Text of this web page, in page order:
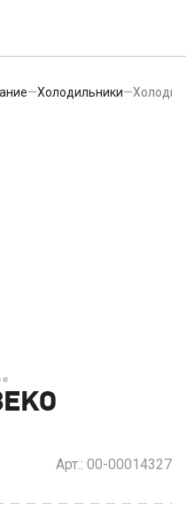
—Холодильники—
Арт.: 00-00014327